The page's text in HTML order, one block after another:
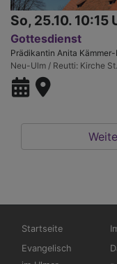
So, 25.10. 10:15
Gottesdienst
Prädikantin Anita Kämmer-
Neu-Ulm / Reutti Kirche
Hauptnavigation
Startseite
Evangelisch